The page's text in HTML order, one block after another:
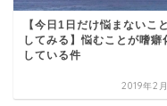
【今日1日だけ悩まないこ
してみる】悩むことが嗜癖
している件
2019年2